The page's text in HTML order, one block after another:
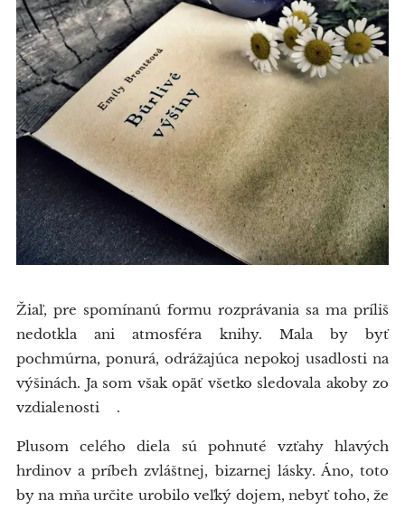
Žiaľ, pre spomínanú formu rozprávania sa ma príliš
nedotkla ani atmosféra knihy. Mala by byť
pochmúrna, ponurá, odrážajúca nepokoj usadlosti na
výšinách. Ja som však opäť všetko sledovala akoby zo
vzdialenosti😕.
Plusom celého diela sú pohnuté vzťahy hlavých
hrdinov a príbeh zvláštnej, bizarnej lásky. Áno, toto
by na mňa určite urobilo veľký dojem, nebyť toho, že